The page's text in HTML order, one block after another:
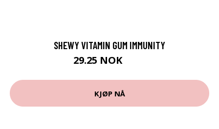
SHEWY VITAMIN GUM IMMUNITY
29.25 NOK
KJØP NÅ